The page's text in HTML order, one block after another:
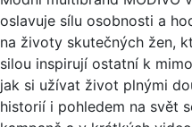
oslavuje sílu osobnosti a
na životy skutečných žen,
silou inspirují ostatní k
jak si užívat život plnými
historií i pohledem na svět